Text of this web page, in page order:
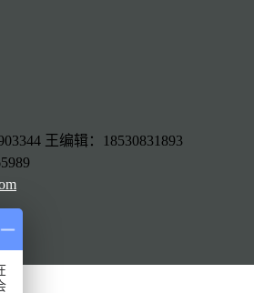
王编辑：18530831893